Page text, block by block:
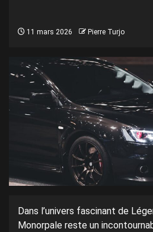
11 mars 2026 Pierre Turjo
Dans l’univers fascinant de
Monorpale reste un